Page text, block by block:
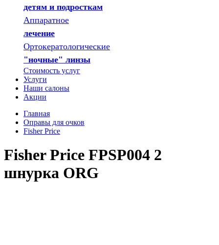
детям и подросткам
Аппаратное
лечение
Ортокератологические
"ночные" линзы
Стоимость услуг
Услуги
Наши салоны
Акции
Главная
Оправы для очков
Fisher Price
Fisher Price FPSP004 2
шнурка ORG